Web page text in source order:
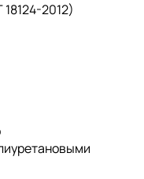
2012)